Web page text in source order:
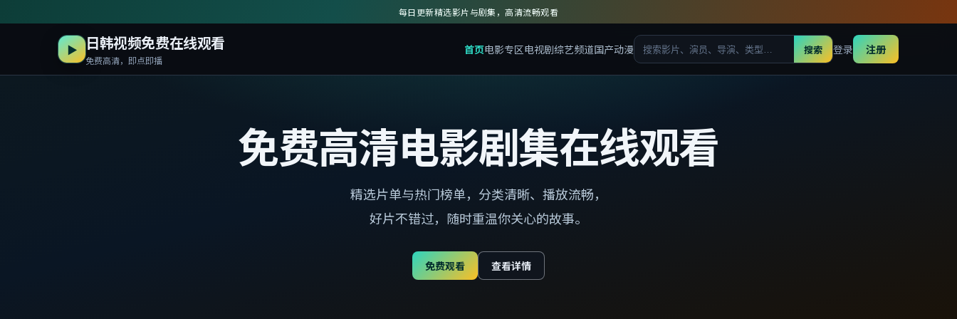
每日更新精选影片与剧集，高清流畅观看
▶ 日韩视频免费在线观看
免费高清，即点即播
首页电影专区电视剧综艺频道国产动漫 搜索 登录 注册
免费高清电影剧集在线观看
精选片单与热门榜单，分类清晰、播放流畅，
好片不错过，随时重温你关心的故事。
免费观看 查看详情